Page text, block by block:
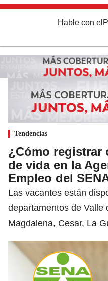
Hable con el
Tendencias
¿Cómo registrar
de vida en la
Empleo del
Las vacantes están
departamentos de Valle
Magdalena, Cesar, La